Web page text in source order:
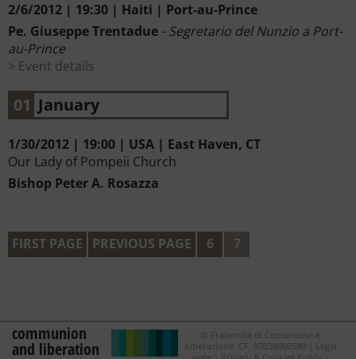
2/6/2012 | 19:30 | Haiti | Port-au-Prince
Pe. Giuseppe Trentadue - Segretario del Nunzio a Port-
au-Prince
Event details
01 January
1/30/2012 | 19:00 | USA | East Haven, CT
Our Lady of Pompeii Church
Bishop Peter A. Rosazza
FIRST PAGE PREVIOUS PAGE 6 7
communion
and liberation
© Fraternità di Comunione e
Liberazione. CF. 97038000580 | Legal